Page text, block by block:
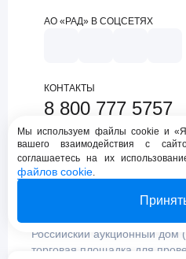
АО «РАД» В СОЦСЕТЯХ
КОНТАКТЫ
8 800 777 5757
support@lot-online.ru
Техническая
Российский аукционный
торговая площадка для
Мы используем файлы cookie и
вашего взаимодействия с
соглашаетесь на их
файлов cookie.